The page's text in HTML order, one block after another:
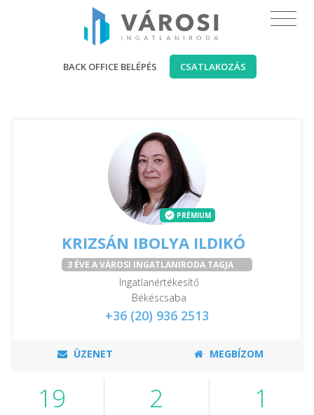
BACK OFFICE BELÉPÉS CSATLAKOZÁS
PRÉMIUM
KRIZSÁN IBOLYA ILDIKÓ
3 ÉVE A VÁROSI INGATLANIRODA TAGJA
Ingatlanértékesítő
Békéscsaba
+36 (20) 936 2513
ÜZENET MEGBÍZOM
19 2 1